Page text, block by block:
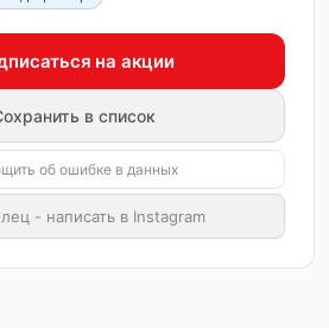
на акции
в список
об ошибке в данных
- написать в Instagram